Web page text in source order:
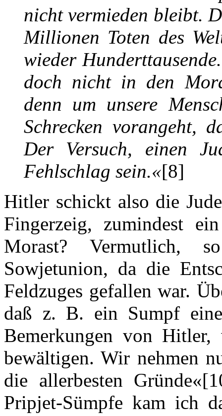
nicht vermieden bleibt.
Millionen Toten des
wieder
doch nicht in den
denn um unsere
Schrecken vorangeht,
Der Versuch, einen
Fehlschlag sein.«[8]
Hitler schickt also die
Fingerzeig, zumindest
Morast? Vermutlich,
Sowjetunion, da die
Feldzuges gefallen war.
daß z. B. ein Sumpf
Bemerkungen von
bewältigen. Wir nehmen
die allerbesten
Pripjet-Sümpfe kam ich